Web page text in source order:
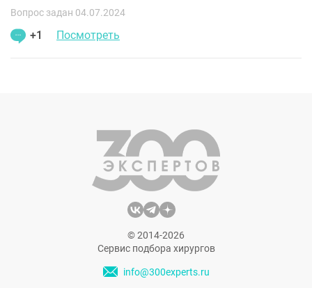
Вопрос задан 04.07.2024
+1 Посмотреть
© 2014-2026
Сервис подбора хирургов
info@300experts.ru